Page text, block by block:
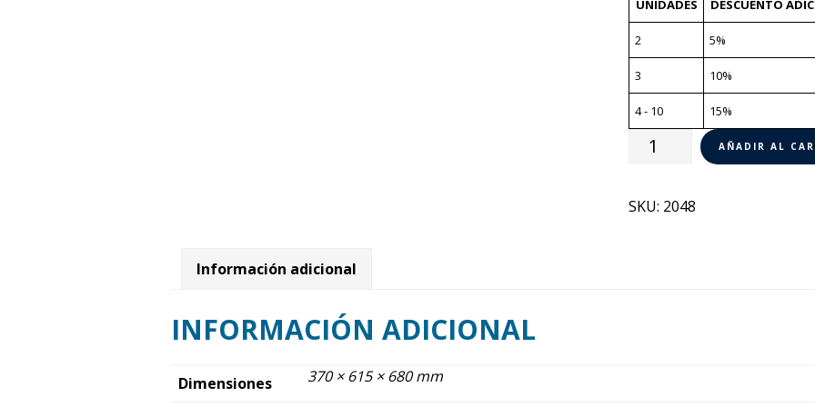
UNIDADES DESCUENTO
2 5%
3 10%
4 - 10 15%
Cutter
15
AÑADIR AL
SKU: 2048
Información adicional
INFORMACIÓN ADICIONAL
Dimensiones 370 × 615 × 680 mm